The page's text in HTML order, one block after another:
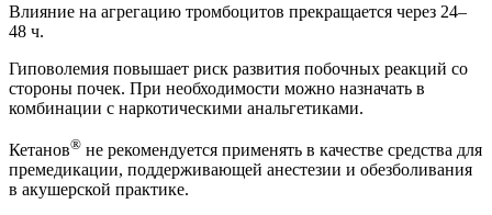
Влияние на агрегацию тромбоцитов прекращается через 24–
48 ч.
Гиповолемия повышает риск развития побочных реакций со
стороны почек. При необходимости можно назначать в
комбинации с наркотическими анальгетиками.
Кетанов® не рекомендуется применять в качестве средства для
премедикации, поддерживающей анестезии и обезболивания
в акушерской практике.